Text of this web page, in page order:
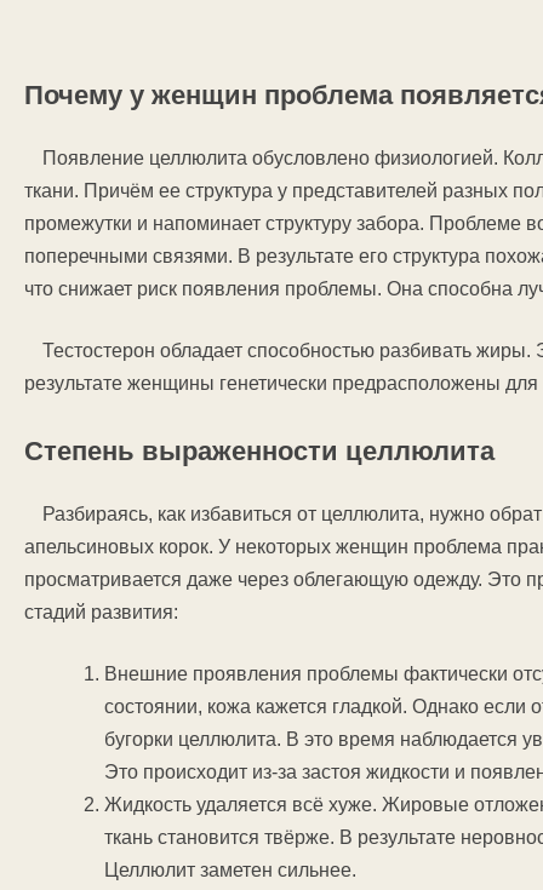
Почему у женщин проблема
Появление целлюлита обусловлено физиологией.
ткани. Причём ее структура у представителей разных
промежутки и напоминает структуру забора. Проблеме
поперечными связями. В результате его структура
что снижает риск появления проблемы. Она способна
Тестостерон обладает способностью разбивать
результате женщины генетически предрасположены
Степень выраженности целлюлита
Разбираясь, как избавиться от целлюлита, нужно
апельсиновых корок. У некоторых женщин проблема
просматривается даже через облегающую одежду. Это
стадий развития:
Внешние проявления проблемы фактически
состоянии, кожа кажется гладкой. Однако если
бугорки целлюлита. В это время наблюдается
Это происходит из-за застоя жидкости и
Жидкость удаляется всё хуже. Жировые
ткань становится твёрже. В результате
Целлюлит заметен сильнее.